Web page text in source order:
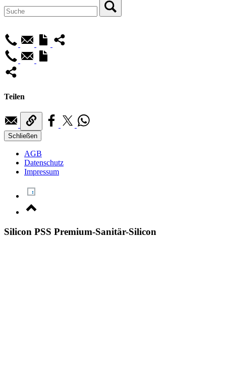
Teilen
Schließen
AGB
Datenschutz
Impressum
Silicon PSS Premium-Sanitär-Silicon